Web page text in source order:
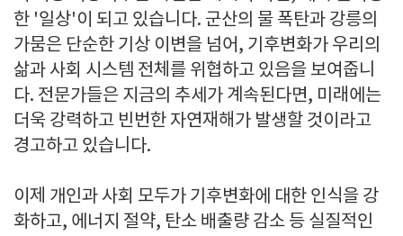
한 '일상'이 되고 있습니다. 군산의 물 폭탄과 강릉의
가뭄은 단순한 기상 이변을 넘어, 기후변화가 우리의
삶과 사회 시스템 전체를 위협하고 있음을 보여줍니
다. 전문가들은 지금의 추세가 계속된다면, 미래에는
더욱 강력하고 빈번한 자연재해가 발생할 것이라고
경고하고 있습니다.
이제 개인과 사회 모두가 기후변화에 대한 인식을 강
화하고, 에너지 절약, 탄소 배출량 감소 등 실질적인